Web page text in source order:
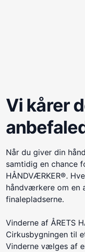
Vi kårer
Når du giver din
samtidig en chance
HÅNDVÆRKER®.
håndværkere om en
finalepladserne.
Vinderne af ÅRETS
Cirkusbygningen til
Vinderne vælges af